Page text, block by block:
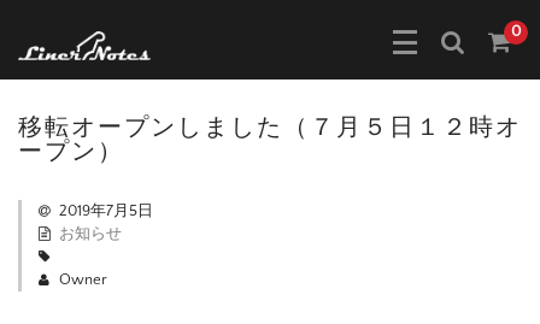
0
移転オープンしました（７月５日１２時オ
ープン）
2019年7月5日
お知らせ
Owner